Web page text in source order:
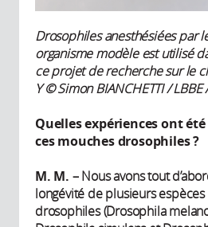
Drosophiles anesthésiées par
organisme modèle est utilisé
ce projet de recherche sur le
Y© Simon BIANCHETTI / LBBE
Quelles expériences ont
ces mouches drosophiles ?
M. M. – Nous avons tout
longévité de plusieurs
drosophiles (Drosophila